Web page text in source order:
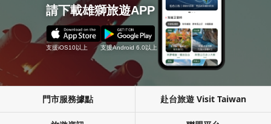
請下載雄獅旅遊APP
支援iOS10以上 支援Android 6.0以上
門市服務據點 赴台旅遊 Visit Taiwan